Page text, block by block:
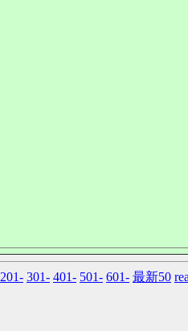
201- 301- 401- 501- 601- 最新50